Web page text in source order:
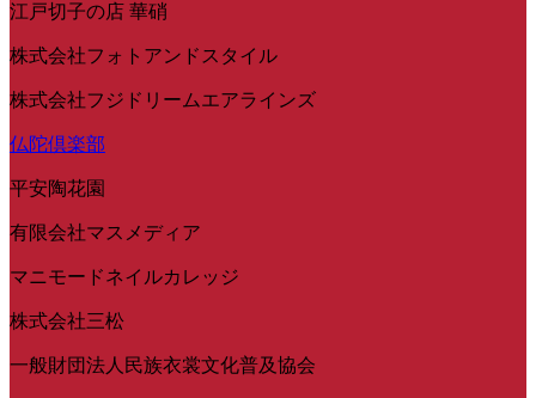
江戸切子の店 華硝
株式会社フォトアンドスタイル
株式会社フジドリームエアラインズ
仏陀倶楽部
平安陶花園
有限会社マスメディア
マニモードネイルカレッジ
株式会社三松
一般財団法人民族衣裳文化普及協会